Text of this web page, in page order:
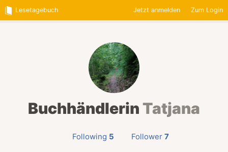
Lesetagebuch Jetzt anmelden Zum Login
Buchhändlerin Tatjana
Following 5 Follower 7